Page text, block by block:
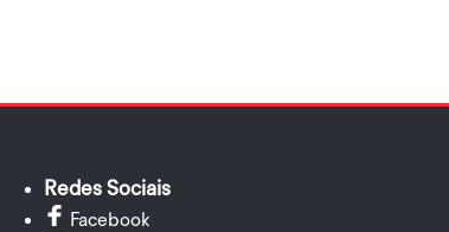
Redes Sociais
Facebook